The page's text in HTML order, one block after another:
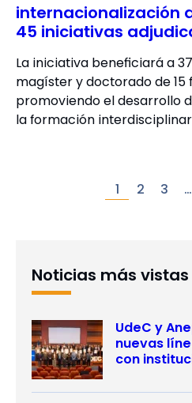
internacionalización
45 iniciativas
La iniciativa beneficiará a
magíster y doctorado de 15
promoviendo el desarrollo
la formación
1 2 3 …
Noticias más vistas
UdeC y
nuevas
con